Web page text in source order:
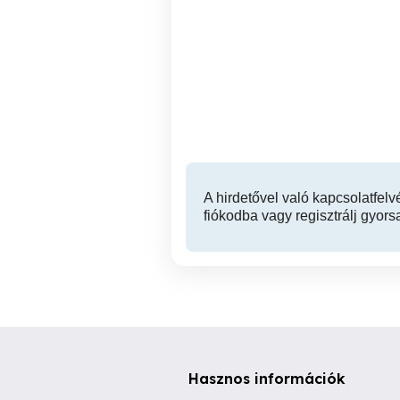
A hirdetővel való
fiókodba vagy regisztrálj
Hasznos információk